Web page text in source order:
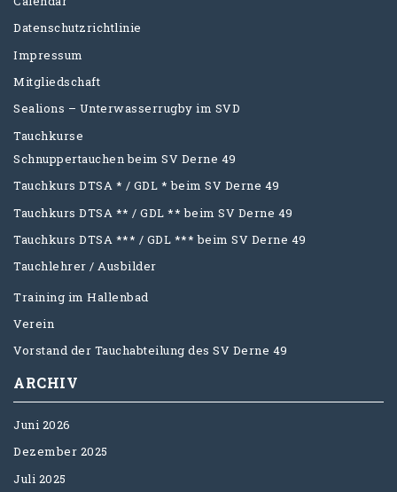
Datenschutzrichtlinie
Impressum
Mitgliedschaft
Sealions – Unterwasserrugby im SVD
Tauchkurse
Schnuppertauchen beim SV Derne 49
Tauchkurs DTSA * / GDL * beim SV Derne 49
Tauchkurs DTSA ** / GDL ** beim SV Derne 49
Tauchkurs DTSA *** / GDL *** beim SV Derne 49
Tauchlehrer / Ausbilder
Training im Hallenbad
Verein
Vorstand der Tauchabteilung des SV Derne 49
ARCHIV
Juni 2026
Dezember 2025
Juli 2025